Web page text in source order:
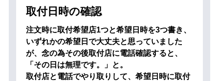
取付日時の確認
注文時に取付希望店1つと希望日時を3つ書き、
いずれかの希望日で大丈夫と思っていました
が、念の為その後取付店に電話確認すると、
「その日は無理です。」と。
取付店と電話でやり取りして、希望日時に取付